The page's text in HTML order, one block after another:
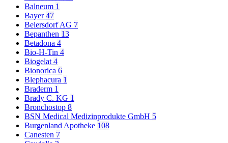
Balneum 1
Bayer47
Beiersdorf AG 7
Bepanthen 13
Betadona 4
Bio-H-Tin 4
Biogelat 4
Bionorica 6
Blephacura 1
Braderm 1
Brady C. KG 1
Bronchostop 8
BSN Medical Medizinprodukte GmbH 5
Burgenland Apotheke 108
Canesten 7